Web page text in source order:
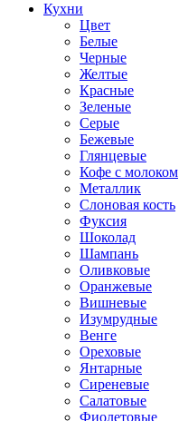
Кухни
Цвет
Белые
Черные
Желтые
Красные
Зеленые
Серые
Бежевые
Глянцевые
Кофе с молоком
Металлик
Слоновая кость
Фуксия
Шоколад
Шампань
Оливковые
Оранжевые
Вишневые
Изумрудные
Венге
Ореховые
Янтарные
Сиреневые
Салатовые
Фиолетовые